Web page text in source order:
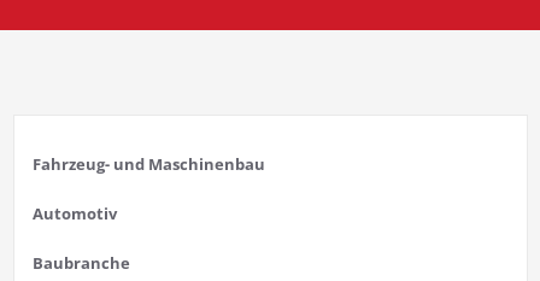
Fahrzeug- und Maschinenbau
Automotiv
Baubranche